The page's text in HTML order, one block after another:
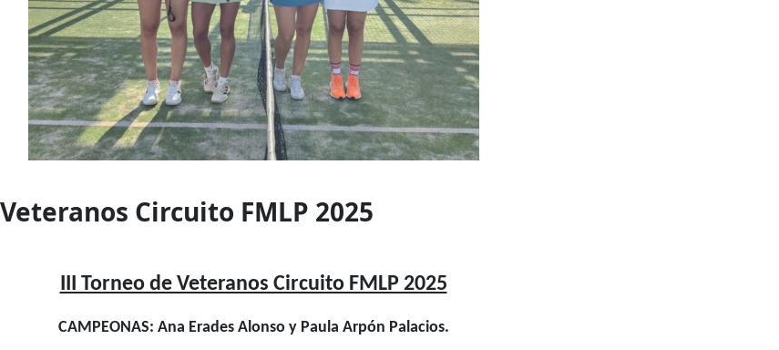
Circuito FMLP 2025
III Torneo de Veteranos Circuito FMLP 2025
CAMPEONAS: Ana Erades Alonso y Paula Arpón Palacios.